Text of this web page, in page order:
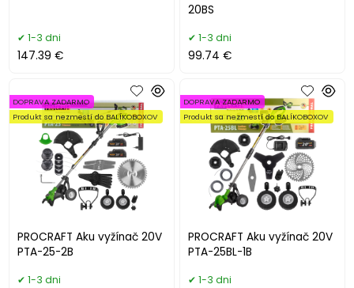
1-3 dni
147.39 €
20BS
1-3 dni
99.74 €
PROCRAFT Aku vyžínač 20V
PTA-25-2B
DOPRAVA ZADARMO
Produkt sa nezmestí do BALÍKOBOXOV
1-3 dni
PROCRAFT Aku vyžínač 20V
PTA-25BL-1B
DOPRAVA ZADARMO
Produkt sa nezmestí do BALÍKOBOXOV
1-3 dni